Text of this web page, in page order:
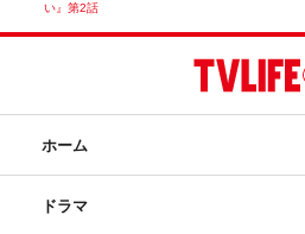
い』第2話
ホーム
ドラマ